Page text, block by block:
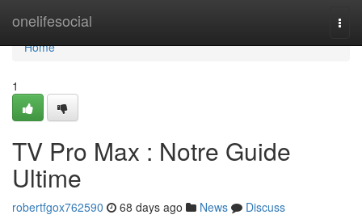
onelifesocial
Home
Home
1
TV Pro Max : Notre Guide
Ultime
robertfgox762590 68 days ago News
Discuss